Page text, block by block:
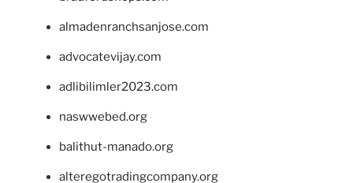
almadenranchsanjose.com
advocatevijay.com
adlibilimler2023.com
naswwebed.org
balithut-manado.org
alteregotradingcompany.org